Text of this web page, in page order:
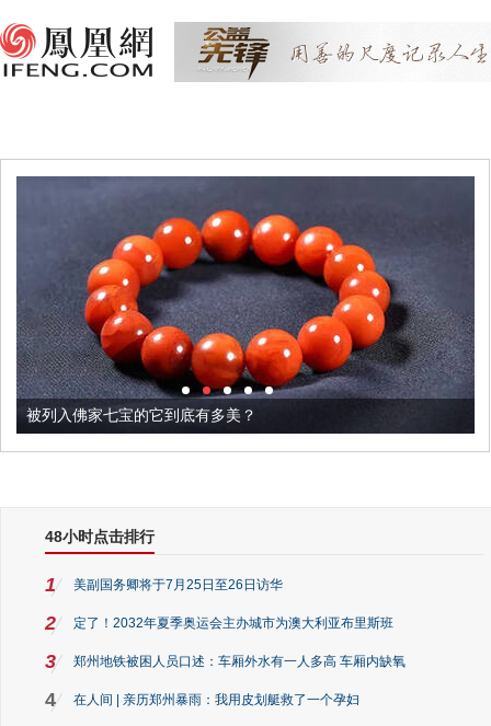
被列入佛家七宝的它到底有多美？
48小时点击排行
1 美副国务卿将于7月25日至26日访华
2 定了！2032年夏季奥运会主办城市为澳大利亚布里斯班
3 郑州地铁被困人员口述：车厢外水有一人多高 车厢内缺氧
4 在人间 | 亲历郑州暴雨：我用皮划艇救了一个孕妇